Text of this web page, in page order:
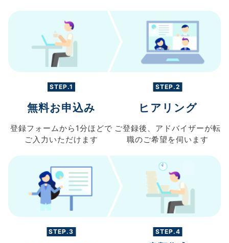
STEP.1
無料お申込み
登録フォームから 1分ほどで
ご入力 いただけます
STEP.2
ヒアリング
ご登録後、 アドバイザーが転
職のご希望を伺います
STEP.3 STEP.4